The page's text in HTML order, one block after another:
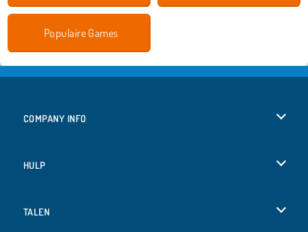
Populaire Games
COMPANY INFO
HULP
TALEN